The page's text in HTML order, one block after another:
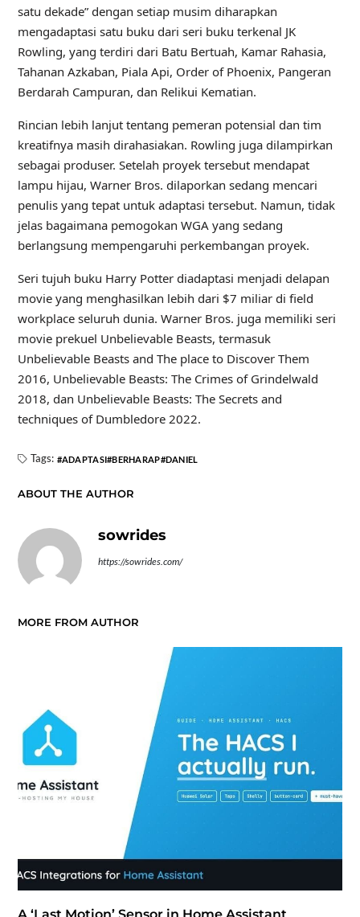
satu dekade” dengan setiap musim diharapkan
mengadaptasi satu buku dari seri buku terkenal JK
Rowling, yang terdiri dari Batu Bertuah, Kamar Rahasia,
Tahanan Azkaban, Piala Api, Order of Phoenix, Pangeran
Berdarah Campuran, dan Relikui Kematian.
Rincian lebih lanjut tentang pemeran potensial dan tim
kreatifnya masih dirahasiakan. Rowling juga dilampirkan
sebagai produser. Setelah proyek tersebut mendapat
lampu hijau, Warner Bros. dilaporkan sedang mencari
penulis yang tepat untuk adaptasi tersebut. Namun, tidak
jelas bagaimana pemogokan WGA yang sedang
berlangsung mempengaruhi perkembangan proyek.
Seri tujuh buku Harry Potter diadaptasi menjadi delapan
movie yang menghasilkan lebih dari $7 miliar di field
workplace seluruh dunia. Warner Bros. juga memiliki seri
movie prekuel Unbelievable Beasts, termasuk
Unbelievable Beasts and The place to Discover Them
2016, Unbelievable Beasts: The Crimes of Grindelwald
2018, dan Unbelievable Beasts: The Secrets and
techniques of Dumbledore 2022.
Tags: ADAPTASI BERHARAP DANIEL
ABOUT THE AUTHOR
sowrides
https://sowrides.com/
MORE FROM AUTHOR